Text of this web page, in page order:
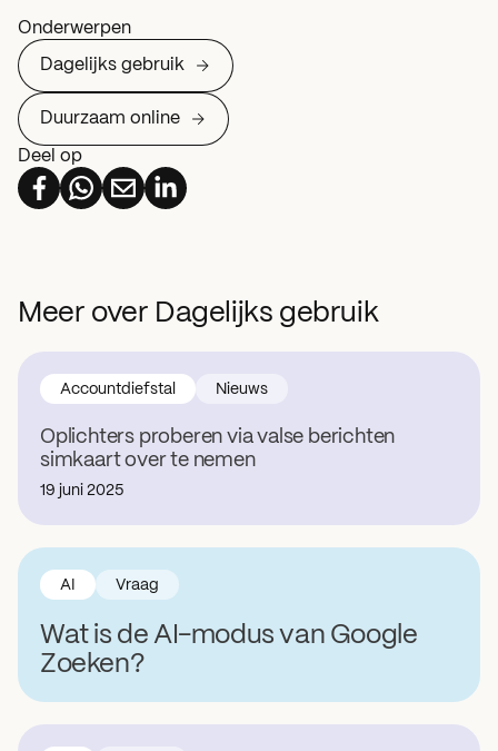
Onderwerpen
Dagelijks gebruik
Duurzaam online
Deel op
Meer over Dagelijks gebruik
Oplichters proberen via valse berichten
simkaart over te nemen
Accountdiefstal Nieuws
19 juni 2025
Wat is de AI-modus van Google
Zoeken?
AI Vraag